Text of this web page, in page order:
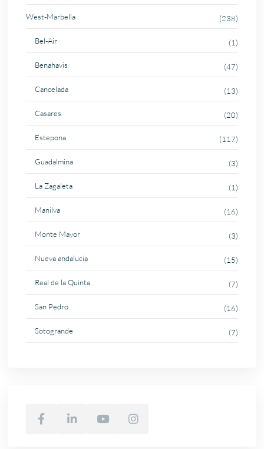
West-Marbella (238)
Bel-Air (1)
Benahavis (47)
Cancelada (13)
Casares (20)
Estepona (117)
Guadalmina (3)
La Zagaleta (1)
Manilva (16)
Monte Mayor (3)
Nueva andalucia (15)
Real de la Quinta (7)
San Pedro (16)
Sotogrande (7)